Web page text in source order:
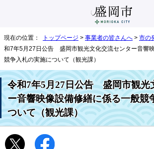
現在の位置： トップページ > 事業者の皆さんへ > 市の
和7年5月27日公告 盛岡市観光文化交流センター音響
競争入札の実施について（観光課）
令和7年5月27日公告 盛岡市観光
ー音響映像設備修繕に係る一般競
ついて（観光課）